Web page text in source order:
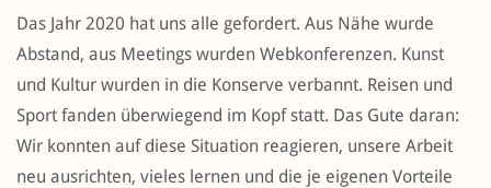
Das Jahr 2020 hat uns alle gefordert. Aus Nähe wurde
Abstand, aus Meetings wurden Webkonferenzen. Kunst
und Kultur wurden in die Konserve verbannt. Reisen und
Sport fanden überwiegend im Kopf statt. Das Gute daran:
Wir konnten auf diese Situation reagieren, unsere Arbeit
neu ausrichten, vieles lernen und die je eigenen Vorteile